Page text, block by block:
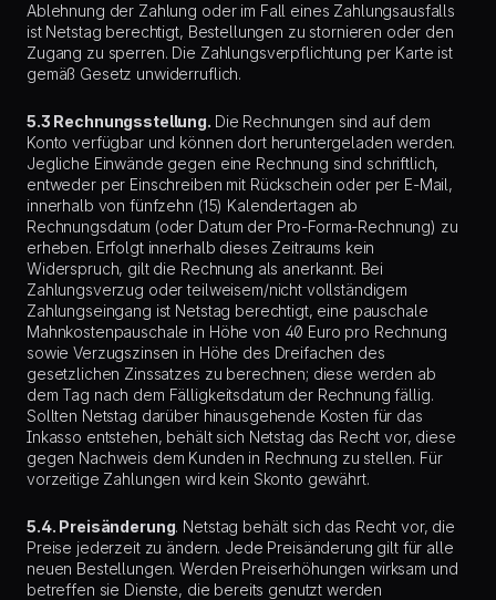
Ablehnung der Zahlung oder im Fall eines Zahlungsausfalls
ist Netstag berechtigt, Bestellungen zu stornieren oder den
Zugang zu sperren. Die Zahlungsverpflichtung per Karte ist
gemäß Gesetz unwiderruflich.
5.3 Rechnungsstellung. Die Rechnungen sind auf dem
Konto verfügbar und können dort heruntergeladen werden.
Jegliche Einwände gegen eine Rechnung sind schriftlich,
entweder per Einschreiben mit Rückschein oder per E-Mail,
innerhalb von fünfzehn (15) Kalendertagen ab
Rechnungsdatum (oder Datum der Pro-Forma-Rechnung) zu
erheben. Erfolgt innerhalb dieses Zeitraums kein
Widerspruch, gilt die Rechnung als anerkannt. Bei
Zahlungsverzug oder teilweisem/nicht vollständigem
Zahlungseingang ist Netstag berechtigt, eine pauschale
Mahnkostenpauschale in Höhe von 40 Euro pro Rechnung
sowie Verzugszinsen in Höhe des Dreifachen des
gesetzlichen Zinssatzes zu berechnen; diese werden ab
dem Tag nach dem Fälligkeitsdatum der Rechnung fällig.
Sollten Netstag darüber hinausgehende Kosten für das
Inkasso entstehen, behält sich Netstag das Recht vor, diese
gegen Nachweis dem Kunden in Rechnung zu stellen. Für
vorzeitige Zahlungen wird kein Skonto gewährt.
5.4. Preisänderung. Netstag behält sich das Recht vor, die
Preise jederzeit zu ändern. Jede Preisänderung gilt für alle
neuen Bestellungen. Werden Preiserhöhungen wirksam und
betreffen sie Dienste, die bereits genutzt werden